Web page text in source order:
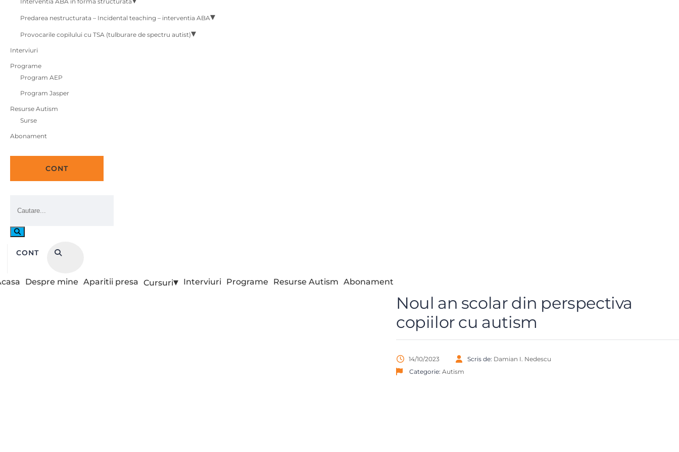
Predarea nestructurata – Incidental teaching – interventia ABA
Provocarile copilului cu TSA (tulburare de spectru autist)
Interviuri
Programe
Program AEP
Program Jasper
Resurse Autism
Surse
Abonament
CONT
CONT
Despre mine Aparitii presa Cursuri Interviuri Programe Resurse Autism Abonament
Noul an scolar din perspectiva
copiilor cu autism
14/10/2023 Scris de: Damian I. Nedescu
Categorie: Autism